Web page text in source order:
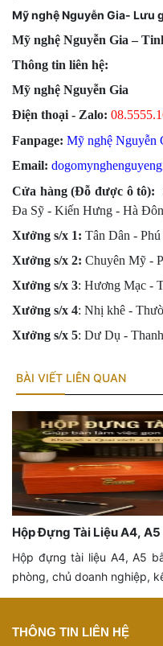
Mỹ nghệ Nguyễn Gia- Lưu
Mỹ nghệ Nguyễn Gia –
Thông tin liên hệ:
Mỹ nghệ Nguyễn Gia
Điện thoại - Zalo: 08.555
Fanpage: Mỹ nghệ Nguyễn
Email:
Cửa hàng (Đỗ được ô tô):
Đa Sỹ - Kiến Hưng - Hà
Xưởng s/x 1: Tân Dân -
Xưởng s/x 2: Chuyên Mỹ -
Xưởng s/x 3: Hương Mạc -
Xưởng s/x 4: Nhị khê -
Xưởng s/x 5: Dư Dụ -
BÀI VIẾT LIÊN QUAN
Hộp Đựng Con Dấu Bằng
Thường?
Hộp đựng con dấu bằng
hiểu cách chọn hộp con
khắc đẹp, chắc chắn và
THÔNG TIN LIÊN HỆ